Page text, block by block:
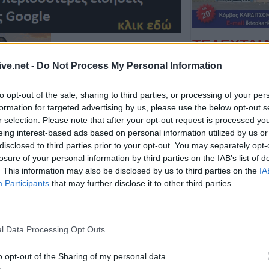
- Do Not Process My Personal Information
opt-out of the sale, sharing to third parties, or processing of your
for targeted advertising by us, please use the below opt-out
selection. Please note that after your opt-out request is processed
interest-based ads based on personal information utilized by us
to third parties prior to your opt-out. You may separately
of your personal information by third parties on the IAB’s list of
This information may also be disclosed by us to third parties on the
Participants that may further disclose it to other third parties.
Data Processing Opt Outs
opt-out of the Sharing of my personal data.
αγώνων που πραγματοποιήθηκαν το
Σύγκρουση δύο
τραυματίες
6 Αυγούστου 2026, 21:11
Συρία: Δύο
τραυματίες από
λεωφορείο
6 Αυγούστου 2026, 20:28
Έκτακτος
Χαλκίδα:
Υψηλή Γέφυρα